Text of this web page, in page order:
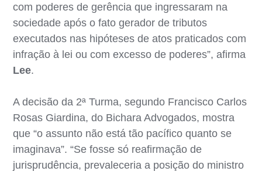
com poderes de gerência que ingressaram na
sociedade após o fato gerador de tributos
executados nas hipóteses de atos praticados com
infração à lei ou com excesso de poderes”, afirma
Lee.
A decisão da 2ª Turma, segundo Francisco Carlos
Rosas Giardina, do Bichara Advogados, mostra
que “o assunto não está tão pacífico quanto se
imaginava”. “Se fosse só reafirmação de
jurisprudência, prevaleceria a posição do ministro